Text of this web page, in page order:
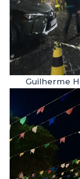
Guilherme